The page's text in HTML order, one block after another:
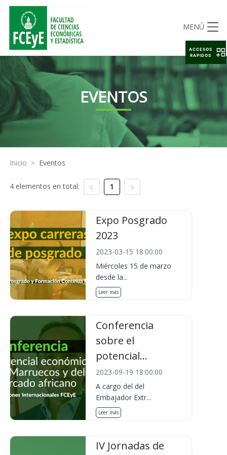
MENÚ
EVENTOS
Inicio > Eventos
4 elementos en total: 1
Expo Posgrado
2023
2023-03-15 18:00:00
Miércoles 15 de marzo
desde la...
Leer más
Conferencia
sobre el
potencial...
2023-09-19 18:00:00
A cargo del del
Embajador Extr...
Leer más
IV Jornadas de
ACCESOS
RAPIDOS